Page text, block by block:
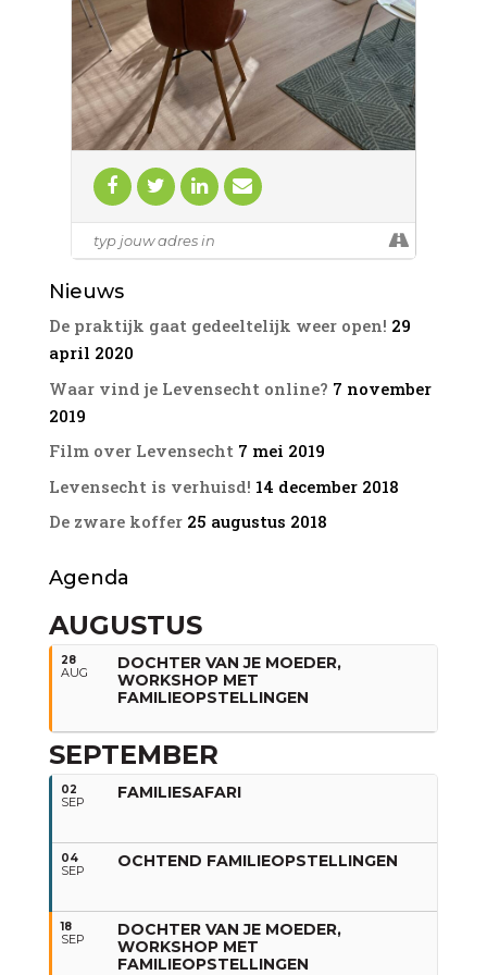
Meer informatie
Nieuws
De praktijk gaat gedeeltelijk weer open! 29
april 2020
Waar vind je Levensecht online? 7 november
2019
Film over Levensecht 7 mei 2019
Levensecht is verhuisd! 14 december 2018
De zware koffer 25 augustus 2018
Agenda
AUGUSTUS
28
AUG
DOCHTER VAN JE MOEDER,
WORKSHOP MET
FAMILIEOPSTELLINGEN
SEPTEMBER
02
SEP FAMILIESAFARI
04
SEP OCHTEND FAMILIEOPSTELLINGEN
18
SEP
DOCHTER VAN JE MOEDER,
WORKSHOP MET
FAMILIEOPSTELLINGEN